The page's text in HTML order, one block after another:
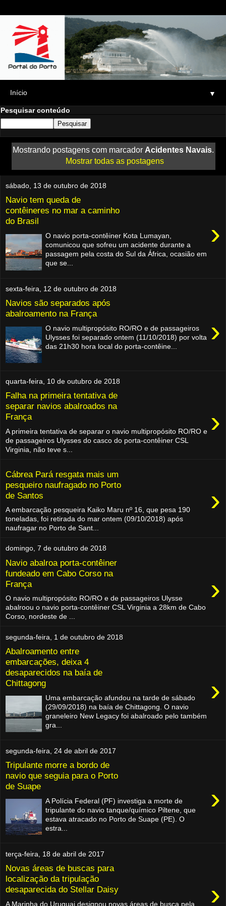
▼
Pesquisar conteúdo
Mostrando postagens com marcador Acidentes Navais.
Mostrar todas as postagens
sábado, 13 de outubro de 2018
Navio tem queda de
contêineres no mar a caminho
do Brasil
›
O navio porta-contêiner Kota Lumayan,
comunicou que sofreu um acidente durante a
passagem pela costa do Sul da África, ocasião em
que se...
sexta-feira, 12 de outubro de 2018
Navios são separados após
abalroamento na França
›
O navio multipropósito RO/RO e de passageiros
Ulysses foi separado ontem (11/10/2018) por volta
das 21h30 hora local do porta-contêine...
quarta-feira, 10 de outubro de 2018
Falha na primeira tentativa de
separar navios abalroados na
França
›
A primeira tentativa de separar o navio multipropósito RO/RO e
de passageiros Ulysses do casco do porta-contêiner CSL
Virginia, não teve s...
Cábrea Pará resgata mais um
pesqueiro naufragado no Porto
de Santos
›
A embarcação pesqueira Kaiko Maru nº 16, que pesa 190
toneladas, foi retirada do mar ontem (09/10/2018) após
naufragar no Porto de Sant...
domingo, 7 de outubro de 2018
Navio abalroa porta-contêiner
fundeado em Cabo Corso na
França
›
O navio multipropósito RO/RO e de passageiros Ulysse
abalroou o navio porta-contêiner CSL Virginia a 28km de Cabo
Corso, nordeste de ...
segunda-feira, 1 de outubro de 2018
Abalroamento entre
embarcações, deixa 4
desaparecidos na baía de
Chittagong
›
Uma embarcação afundou na tarde de sábado
(29/09/2018) na baía de Chittagong. O navio
graneleiro New Legacy foi abalroado pelo também
gra...
segunda-feira, 24 de abril de 2017
Tripulante morre a bordo de
navio que seguia para o Porto
de Suape
›
A Polícia Federal (PF) investiga a morte de
tripulante do navio tanque/químico Piltene, que
estava atracado no Porto de Suape (PE). O
estra...
terça-feira, 18 de abril de 2017
Novas áreas de buscas para
localização da tripulação
desaparecida do Stellar Daisy
›
A Marinha do Uruguai designou novas áreas de busca pela